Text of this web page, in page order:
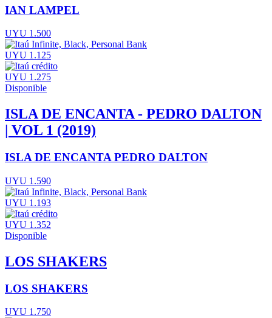
IAN LAMPEL
UYU 1.500
UYU 1.125
UYU 1.275
Disponible
ISLA DE ENCANTA - PEDRO DALTON
| VOL 1 (2019)
ISLA DE ENCANTA PEDRO DALTON
UYU 1.590
UYU 1.193
UYU 1.352
Disponible
LOS SHAKERS
LOS SHAKERS
UYU 1.750